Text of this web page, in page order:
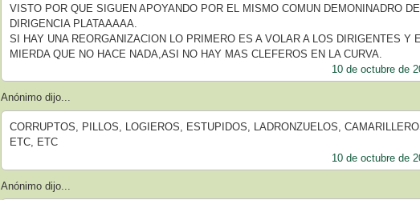
VISTO POR QUE SIGUEN APOYANDO POR EL MISMO COMUN DEMONINADRO
DIRIGENCIA PLATAAAAA.
SI HAY UNA REORGANIZACION LO PRIMERO ES A VOLAR A LOS DIRIGENTES Y
MIERDA QUE NO HACE NADA,ASI NO HAY MAS CLEFEROS EN LA CURVA.
10 de octubre de
Anónimo dijo...
CORRUPTOS, PILLOS, LOGIEROS, ESTUPIDOS, LADRONZUELOS,
ETC, ETC
10 de octubre de
Anónimo dijo...